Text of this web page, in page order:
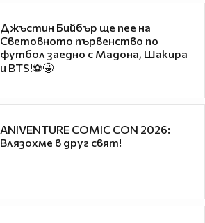
Джъстин Бийбър ще пее на
Световното първенство по
футбол заедно с Мадона, Шакира
и BTS!⚽🤩
ANIVENTURE COMIC CON 2026:
Влязохме в друг свят!